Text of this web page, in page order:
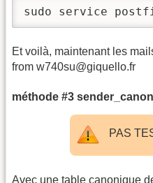
sudo service
Et voilà, maintenant les
from w740su@giquello.fr
méthode #3
PAS
Avec une table canonique